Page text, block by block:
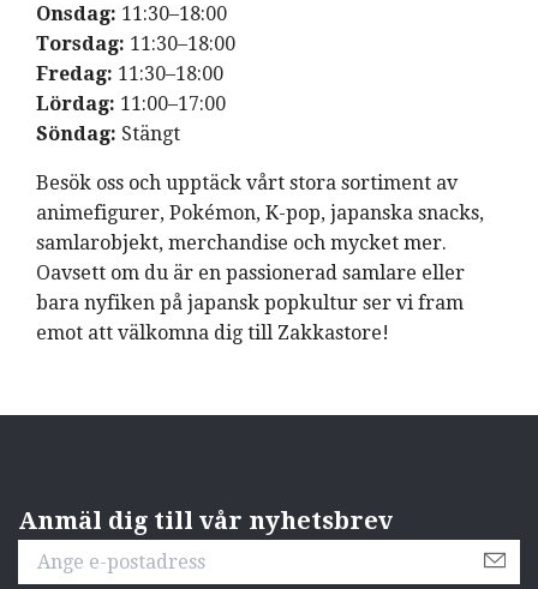
Onsdag: 11:30–18:00
Torsdag: 11:30–18:00
Fredag: 11:30–18:00
Lördag: 11:00–17:00
Söndag: Stängt
Besök oss och upptäck vårt stora sortiment av
animefigurer, Pokémon, K-pop, japanska snacks,
samlarobjekt, merchandise och mycket mer.
Oavsett om du är en passionerad samlare eller
bara nyfiken på japansk popkultur ser vi fram
emot att välkomna dig till Zakkastore!
Anmäl dig till vår nyhetsbrev